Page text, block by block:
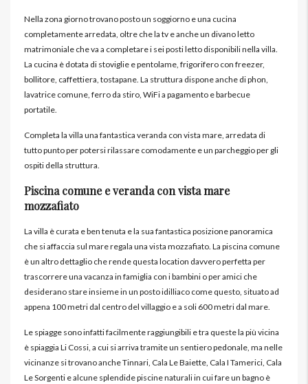
Nella zona giorno trovano posto un soggiorno e una cucina
completamente arredata, oltre che la tv e anche un divano letto
matrimoniale che va a completare i sei posti letto disponibili nella villa.
La cucina è dotata di stoviglie e pentolame, frigorifero con freezer,
bollitore, caffettiera, tostapane. La struttura dispone anche di phon,
lavatrice comune, ferro da stiro, WiFi a pagamento e barbecue
portatile.
Completa la villa una fantastica veranda con vista mare, arredata di
tutto punto per potersi rilassare comodamente e un parcheggio per gli
ospiti della struttura.
Piscina comune e veranda con vista mare
mozzafiato
La villa è curata e ben tenuta e la sua fantastica posizione panoramica
che si affaccia sul mare regala una vista mozzafiato. La piscina comune
è un altro dettaglio che rende questa location davvero perfetta per
trascorrere una vacanza in famiglia con i bambini o per amici che
desiderano stare insieme in un posto idilliaco come questo, situato ad
appena 100 metri dal centro del villaggio e a soli 600 metri dal mare.
Le spiagge sono infatti facilmente raggiungibili e tra queste la più vicina
è spiaggia Li Cossi, a cui si arriva tramite un sentiero pedonale, ma nelle
vicinanze si trovano anche Tinnari, Cala Le Baiette, Cala I Tamerici, Cala
Le Sorgenti e alcune splendide piscine naturali in cui fare un bagno è